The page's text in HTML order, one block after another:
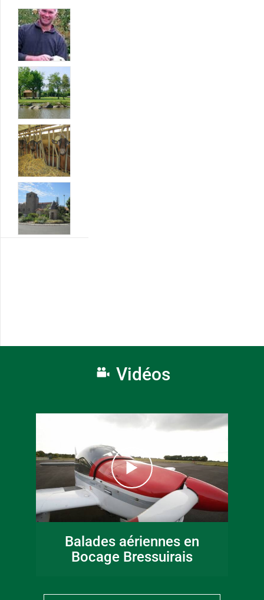
Vidéos
Balades aériennes en
Bocage Bressuirais